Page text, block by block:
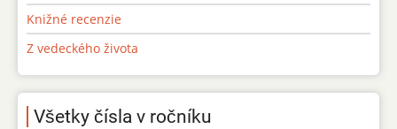
Knižné recenzie
Z vedeckého života
Všetky čísla v ročníku